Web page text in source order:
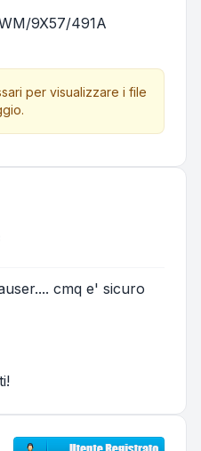
9X57/491A
per visualizzare i file
cmq e' sicuro